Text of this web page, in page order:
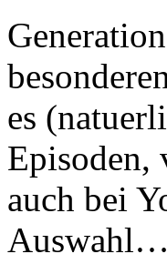
es
Episoden,
auch bei
Auswahl…